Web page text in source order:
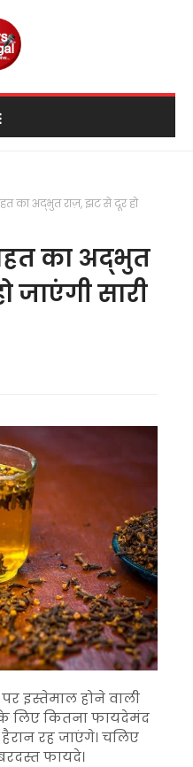
का अद्भुत राज़, झट से दूर हो
का अद्भुत
जाएंगी सारी
इस्तेमाल होने वाली
लिए कितना फायदेमंद
रह जाएंगे। चलिए
फायदे।